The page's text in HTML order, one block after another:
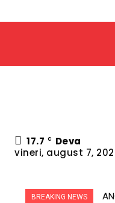
17.7 C
Deva
vineri, august 7,
BREAKING NEWS